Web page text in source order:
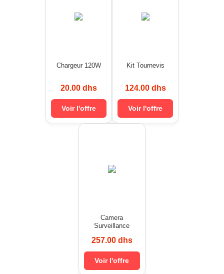
Chargeur 120W
20.00 dhs
Voir l'offre
Kit Tournevis
124.00 dhs
Voir l'offre
Camera
Surveillance
257.00 dhs
Voir l'offre